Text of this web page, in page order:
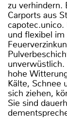
zu verhindern.
Carports aus
und flexibel
hohe
Kälte, Schnee
sich ziehen,
Sie sind